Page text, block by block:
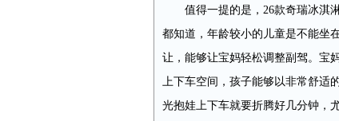
值得一提的是，26款奇瑞冰淇
都知道，年龄较小的儿童是不能坐
让，能够让宝妈轻松调整副驾。宝
上下车空间，孩子能够以非常舒适
光抱娃上下车就要折腾好几分钟，